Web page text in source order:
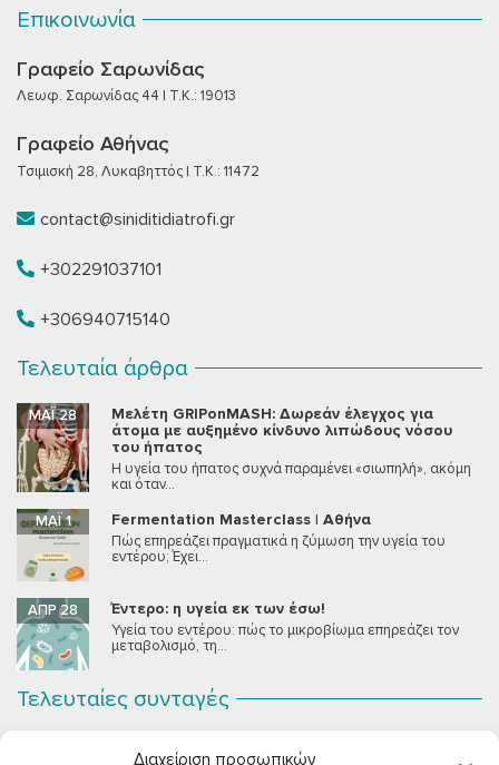
Διαχείριση προσωπικών
Επικοινωνία
Γραφείο Σαρωνίδας
Λεωφ. Σαρωνίδας 44 | T.K.: 19013
Γραφείο Αθήνας
Τσιμισκή 28, Λυκαβηττός | T.K.: 11472
contact@siniditidiatrofi.gr
+302291037101
+306940715140
Τελευταία άρθρα
Μελέτη GRIPonMASH: Δωρεάν έλεγχος για
άτομα με αυξημένο κίνδυνο λιπώδους νόσου
του ήπατος
ΜΆΙ 28
Η υγεία του ήπατος συχνά παραμένει «σιωπηλή», ακόμη
και όταν...
Fermentation Masterclass | Αθήνα
ΜΆΙ 1
Πώς επηρεάζει πραγματικά η ζύμωση την υγεία του
εντέρου; Έχει...
Έντερο: η υγεία εκ των έσω!
ΑΠΡ 28
Υγεία του εντέρου: πώς το μικροβίωμα επηρεάζει τον
μεταβολισμό, τη...
Τελευταίες συνταγές